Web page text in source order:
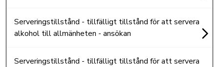
Serveringstillstånd - tillfälligt tillstånd för att servera
alkohol till allmänheten - ansökan
Serveringstillstånd - tillfälligt tillstånd för att servera